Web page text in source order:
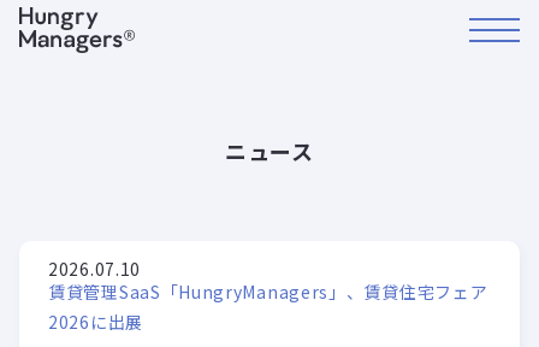
ニュース
2026.07.10
賃貸管理SaaS「HungryManagers」、賃貸住宅フェア
2026に出展